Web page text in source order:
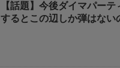
【話題】今後ダイマパー
するとこの辺しか弾はない